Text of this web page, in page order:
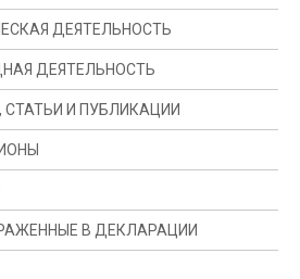
ДЕЯТЕЛЬНОСТЬ
ДЕЯТЕЛЬНОСТЬ
СТАТЬИ И ПУБЛИКАЦИИ
В ДЕКЛАРАЦИИ